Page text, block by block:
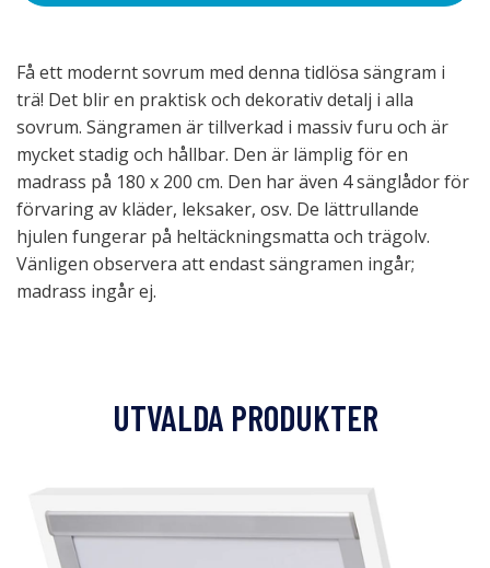
Få ett modernt sovrum med denna tidlösa sängram i
trä! Det blir en praktisk och dekorativ detalj i alla
sovrum. Sängramen är tillverkad i massiv furu och är
mycket stadig och hållbar. Den är lämplig för en
madrass på 180 x 200 cm. Den har även 4 sänglådor för
förvaring av kläder, leksaker, osv. De lättrullande
hjulen fungerar på heltäckningsmatta och trägolv.
Vänligen observera att endast sängramen ingår;
madrass ingår ej.
UTVALDA PRODUKTER